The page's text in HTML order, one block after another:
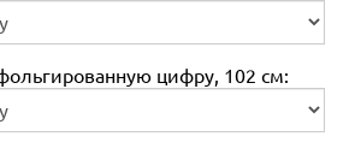
цифру, 102 см: